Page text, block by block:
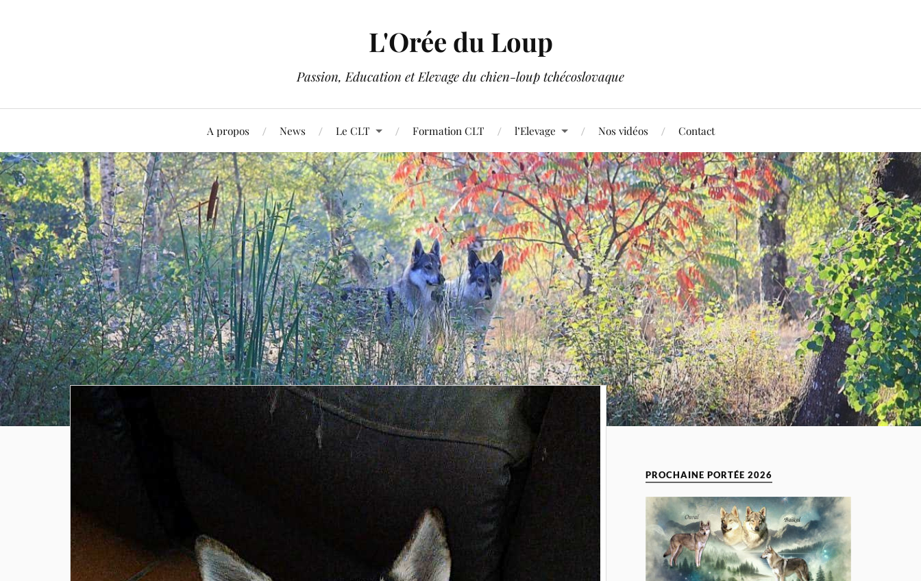
L'Orée du Loup
Passion, Education et Elevage du chien-loup tchécoslovaque
A propos News Le CLT Formation CLT l’Elevage Nos vidéos Contact
PROCHAINE PORTÉE 2026